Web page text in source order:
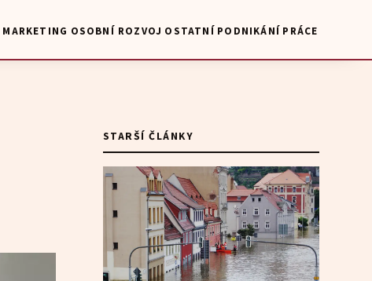
MARKETING OSOBNÍ ROZVOJ OSTATNÍ PODNIKÁNÍ PRÁCE
STARŠÍ ČLÁNKY